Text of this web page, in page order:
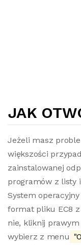
JAK
Jeżeli masz
większości
zainstalowanej
programów z listy
System
format pliku EC8
nie, kliknij
wybierz z menu